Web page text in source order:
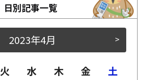
日別記事一覧
>
2023年4月
火 水 木 金
土